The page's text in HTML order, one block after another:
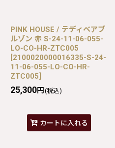
PINK HOUSE / テディベアブ
ルゾン 赤 S-24-11-06-055-
LO-CO-HR-ZTC005
[2100020000016335-S-24-
11-06-055-LO-CO-HR-
ZTC005]
25,300円 (税込)
カートに入れる